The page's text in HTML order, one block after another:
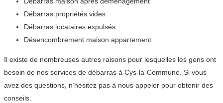
Débarras propriétés vides
Débarras locataires expulsés
Désencombrement maison appartement
Il existe de nombreuses autres raisons pour lesquelles les gens ont
besoin de nos services de débarras à Cys-la-Commune. Si vous
avez des questions, n’hésitez pas à nous appeler pour obtenir des
conseils.